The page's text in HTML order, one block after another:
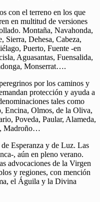
con el terreno en los que
en multitud de versiones
Montaña, Navahonda,
Sierra, Dehesa, Cabeza,
Puerto, Fuente -en
Aguasantas, Fuensalida,
Monserrat….
por los caminos y
protección y ayuda a
tales como
Encina, Olmos, de la Oliva,
Poveda, Paular, Alameda,
Madroño…
Esperanza y de Luz. Las
, aún en pleno verano.
advocaciones de la Virgen
y regiones, con mención
el Águila y la Divina